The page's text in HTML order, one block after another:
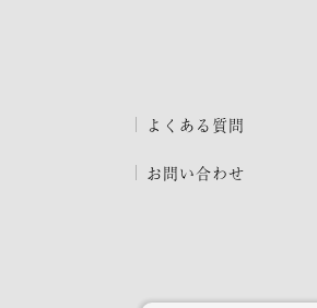
よくある質問
お問い合わせ